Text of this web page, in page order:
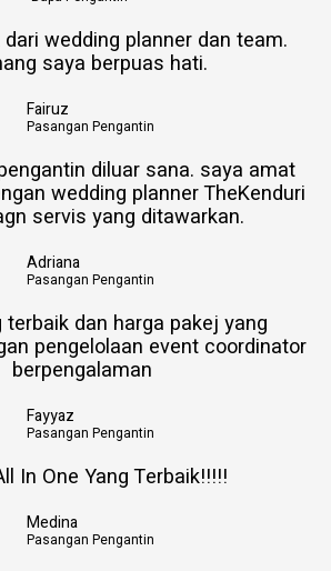
wedding planner dan team.
saya berpuas hati.
Fairuz
Pasangan Pengantin
diluar sana. saya amat
wedding planner TheKenduri
servis yang ditawarkan.
Adriana
Pasangan Pengantin
terbaik dan harga pakej yang
pengelolaan event coordinator
berpengalaman
Fayyaz
Pasangan Pengantin
In One Yang Terbaik!!!!!
Medina
Pasangan Pengantin